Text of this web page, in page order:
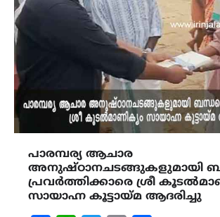
പാരമ്പര്യ ആചാര
അനുഷ്ഠാനചടങ്ങുകളുമായി
പ്രവർത്തിക്കാരെ ശ്രീ
സായാഹ്ന കൂട്ടായ്മ ആദരിച്ചു